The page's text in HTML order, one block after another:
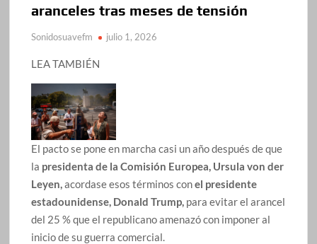
aranceles tras meses de tensión
Sonidosuavefm julio 1, 2026
LEA TAMBIÉN
El pacto se pone en marcha casi un año después de que
la presidenta de la Comisión Europea, Ursula von der
Leyen,acordase esos términos conel presidente
estadounidense, Donald Trump, para evitar el arancel
del 25 % que el republicano amenazó con imponer al
inicio de su guerra comercial.